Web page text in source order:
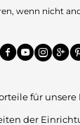
wenn nicht
für unsere
der